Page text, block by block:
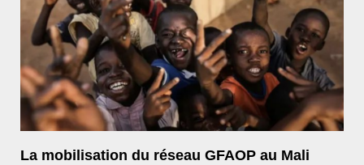
La mobilisation du réseau GFAOP au Mali